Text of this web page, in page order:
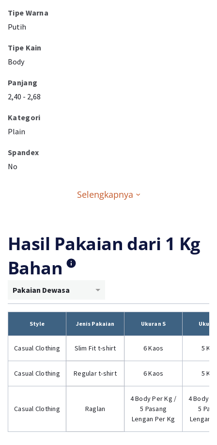
Tipe Warna
Putih
Tipe Kain
Body
Panjang
2,40 - 2,68
Kategori
Plain
Spandex
No
Selengkapnya
Hasil Pakaian dari 1 Kg
Bahan
Pakaian Dewasa
Style Jenis Pakaian Ukuran S
Casual Clothing Slim Fit t-shirt 6 Kaos 5
Casual Clothing Regular t-shirt 6 Kaos 5
Casual Clothing Raglan
4 Body Per Kg /
5 Pasang
Lengan Per Kg
4 Body
5
Lengan